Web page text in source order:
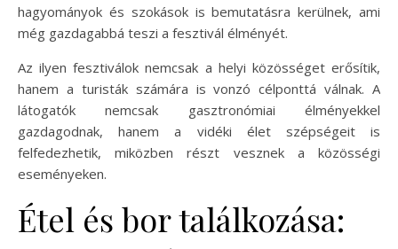
hagyományok és szokások is bemutatásra kerülnek, ami
még gazdagabbá teszi a fesztivál élményét.
Az ilyen fesztiválok nemcsak a helyi közösséget erősítik,
hanem a turisták számára is vonzó célponttá válnak. A
látogatók nemcsak gasztronómiai élményekkel
gazdagodnak, hanem a vidéki élet szépségeit is
felfedezhetik, miközben részt vesznek a közösségi
eseményeken.
Étel és bor találkozása: